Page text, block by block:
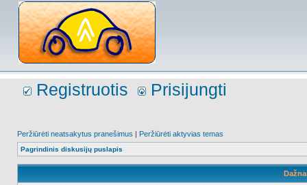
Registruotis Prisijungti
Peržiūrėti neatsakytus pranešimus | Peržiūrėti aktyvias temas
Pagrindinis diskusijų puslapis